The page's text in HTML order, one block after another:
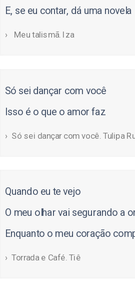
E, se eu contar, dá uma novela
Meu talismã. Iza
Só sei dançar com você
Isso é o que o amor faz
Só sei dançar com você. Tulipa
Quando eu te vejo
O meu olhar vai segurando a
Enquanto o meu coração
Torrada e Café. Tiê